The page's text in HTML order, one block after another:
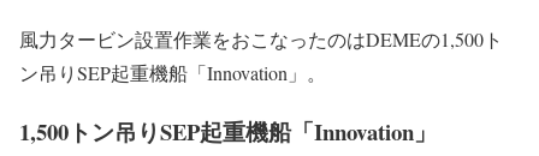
風力タービン設置作業をおこなったのはDEMEの1,500ト
ン吊りSEP起重機船「Innovation」。
1,500トン吊りSEP起重機船「Innovation」